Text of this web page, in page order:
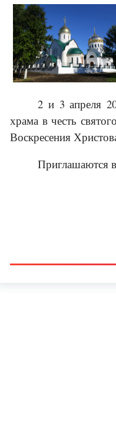
2 и 3 апреля
храма в честь
Воскресения
Приглашаются